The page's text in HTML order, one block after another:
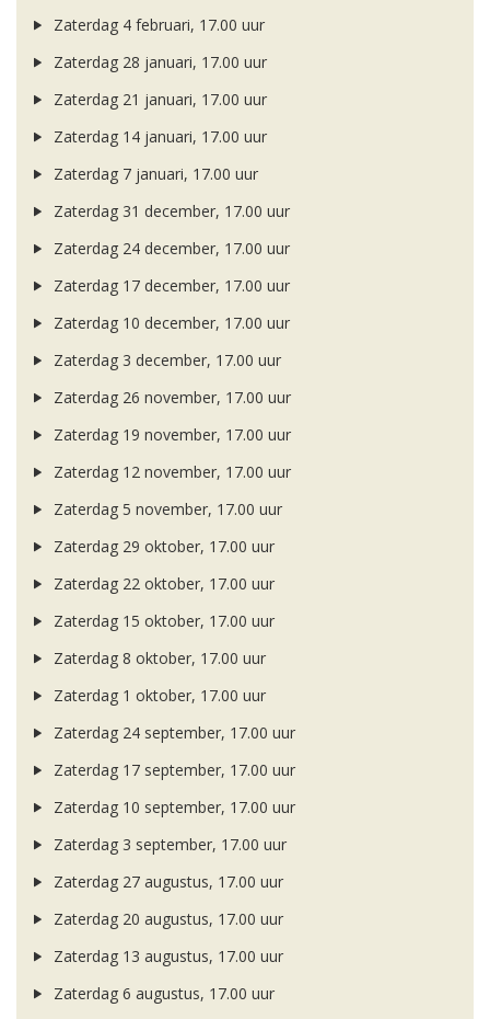
Zaterdag 4 februari, 17.00 uur
Zaterdag 28 januari, 17.00 uur
Zaterdag 21 januari, 17.00 uur
Zaterdag 14 januari, 17.00 uur
Zaterdag 7 januari, 17.00 uur
Zaterdag 31 december, 17.00 uur
Zaterdag 24 december, 17.00 uur
Zaterdag 17 december, 17.00 uur
Zaterdag 10 december, 17.00 uur
Zaterdag 3 december, 17.00 uur
Zaterdag 26 november, 17.00 uur
Zaterdag 19 november, 17.00 uur
Zaterdag 12 november, 17.00 uur
Zaterdag 5 november, 17.00 uur
Zaterdag 29 oktober, 17.00 uur
Zaterdag 22 oktober, 17.00 uur
Zaterdag 15 oktober, 17.00 uur
Zaterdag 8 oktober, 17.00 uur
Zaterdag 1 oktober, 17.00 uur
Zaterdag 24 september, 17.00 uur
Zaterdag 17 september, 17.00 uur
Zaterdag 10 september, 17.00 uur
Zaterdag 3 september, 17.00 uur
Zaterdag 27 augustus, 17.00 uur
Zaterdag 20 augustus, 17.00 uur
Zaterdag 13 augustus, 17.00 uur
Zaterdag 6 augustus, 17.00 uur